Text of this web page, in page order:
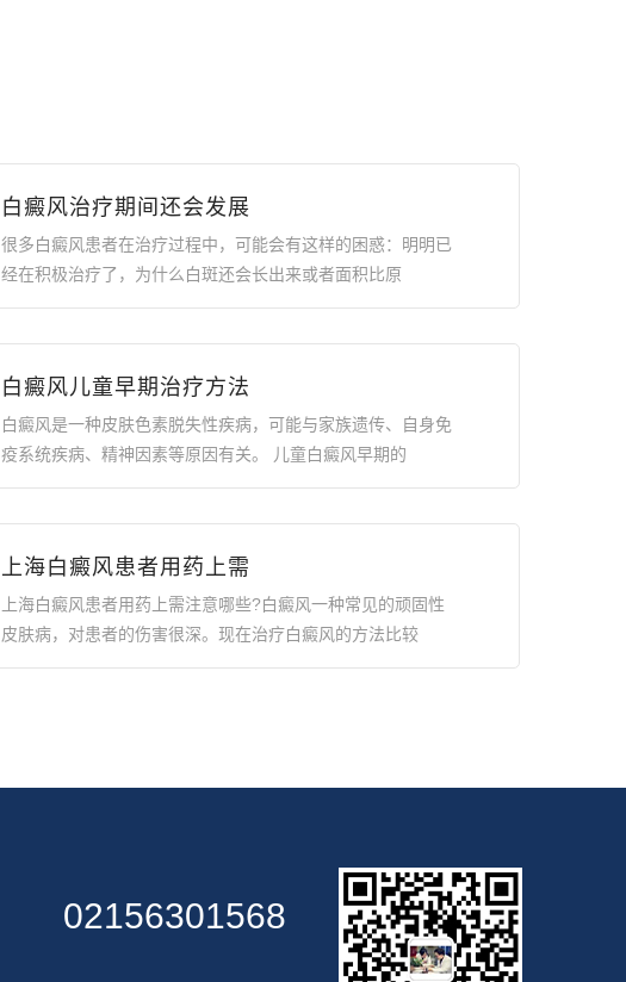
白癜风治疗期间还会发展
很多白癜风患者在治疗过程中，可能会有这样的困惑：明明已
经在积极治疗了，为什么白斑还会长出来或者面积比原
白癜风儿童早期治疗方法
白癜风是一种皮肤色素脱失性疾病，可能与家族遗传、自身免
疫系统疾病、精神因素等原因有关。 儿童白癜风早期的
上海白癜风患者用药上需
上海白癜风患者用药上需注意哪些?白癜风一种常见的顽固性
皮肤病，对患者的伤害很深。现在治疗白癜风的方法比较
02156301568